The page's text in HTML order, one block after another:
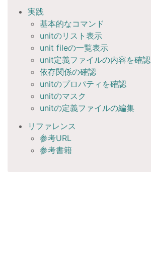
実践
基本的なコマンド
unitのリスト表示
unit fileの一覧表示
unit定義ファイルの内容を確認
依存関係の確認
unitのプロパティを確認
unitのマスク
unitの定義ファイルの編集
リファレンス
参考URL
参考書籍